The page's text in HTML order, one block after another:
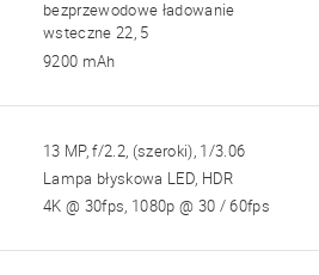
bezprzewodowe ładowanie
wsteczne 22, 5
9200 mAh
13 MP, f/2.2, (szeroki), 1/3.06
Lampa błyskowa LED, HDR
4K @ 30fps, 1080p @ 30 / 60fps